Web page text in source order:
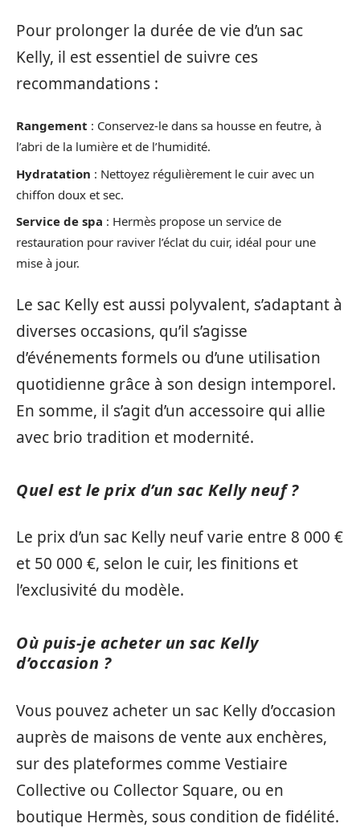
Pour prolonger la durée de vie d’un sac
Kelly, il est essentiel de suivre ces
recommandations :
Rangement : Conservez-le dans sa housse en feutre, à
l’abri de la lumière et de l’humidité.
Hydratation : Nettoyez régulièrement le cuir avec un
chiffon doux et sec.
Service de spa : Hermès propose un service de
restauration pour raviver l’éclat du cuir, idéal pour une
mise à jour.
Le sac Kelly est aussi polyvalent, s’adaptant à
diverses occasions, qu’il s’agisse
d’événements formels ou d’une utilisation
quotidienne grâce à son design intemporel.
En somme, il s’agit d’un accessoire qui allie
avec brio tradition et modernité.
Quel est le prix d’un sac Kelly neuf ?
Le prix d’un sac Kelly neuf varie entre 8 000 €
et 50 000 €, selon le cuir, les finitions et
l’exclusivité du modèle.
Où puis-je acheter un sac Kelly
d’occasion ?
Vous pouvez acheter un sac Kelly d’occasion
auprès de maisons de vente aux enchères,
sur des plateformes comme Vestiaire
Collective ou Collector Square, ou en
boutique Hermès, sous condition de fidélité.